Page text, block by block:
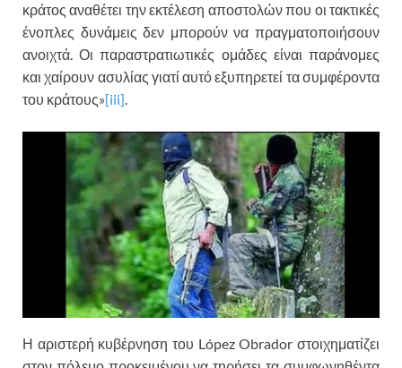
κράτος αναθέτει την εκτέλεση αποστολών που οι τακτικές
ένοπλες δυνάμεις δεν μπορούν να πραγματοποιήσουν
ανοιχτά. Οι παραστρατιωτικές ομάδες είναι παράνομες
και χαίρουν ασυλίας γιατί αυτό εξυπηρετεί τα συμφέροντα
του κράτους»[iii].
Η αριστερή κυβέρνηση του López Obrador στοιχηματίζει